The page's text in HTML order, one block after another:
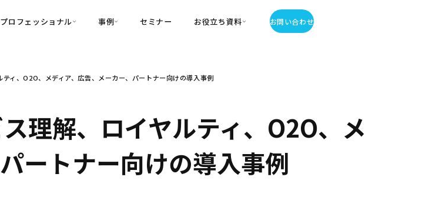
育成
・Commune Navigator
：
プロフェッショナル
・Customer-Led Growth
事例
導入事例
セミナー お役立ち資料 お問い合わせ
ィ、O2O、メディア、広告、メーカー、パートナー向けの導入事例
理解、ロイヤルティ、O2O、メ
ートナー向けの導入事例